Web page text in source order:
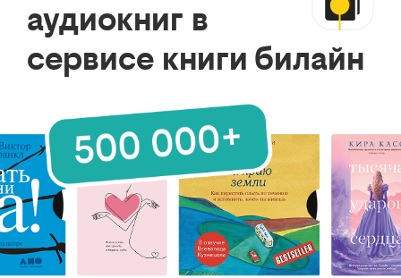
аудиокниг в
сервисе книги билайн